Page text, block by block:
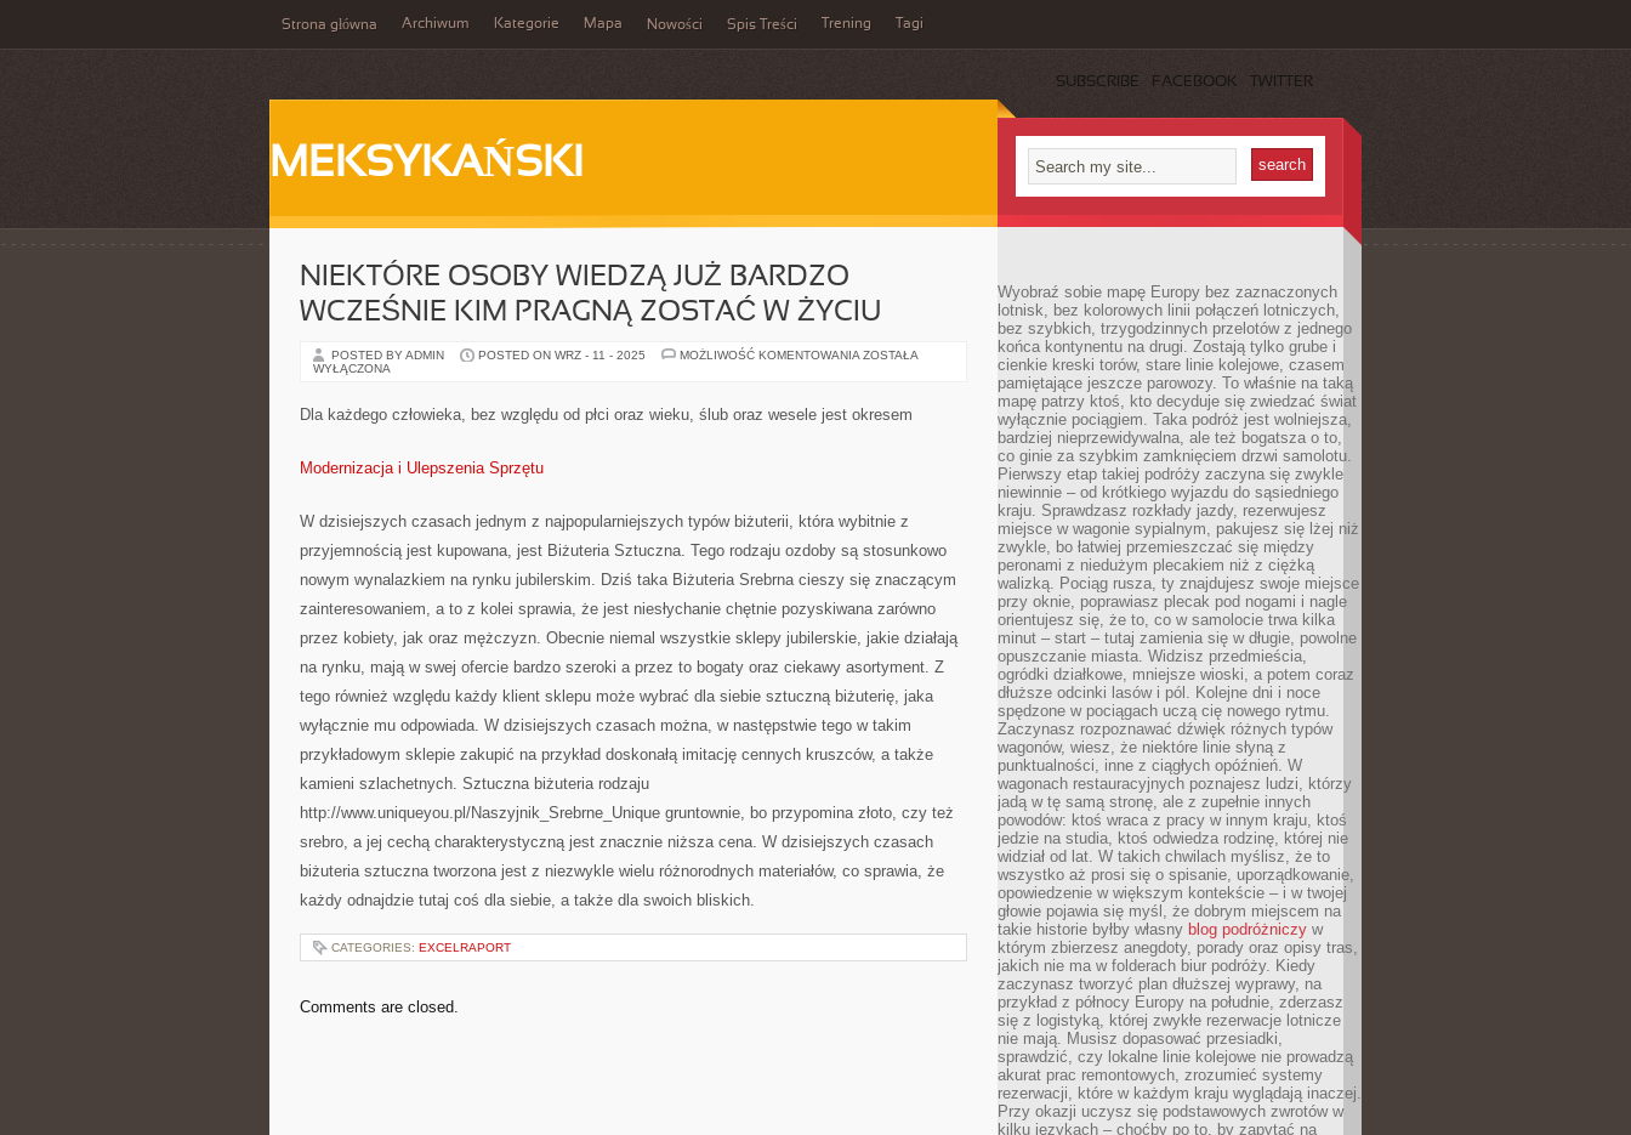
Strona główna Archiwum Kategorie Mapa Nowości Spis Treści Trening Tagi
SUBSCRIBE FACEBOOK TWITTER
MEKSYKAŃSKI
NIEKTÓRE OSOBY WIEDZĄ JUŻ BARDZO
WCZEŚNIE KIM PRAGNĄ ZOSTAĆ W ŻYCIU
POSTED BY ADMIN POSTED ON WRZ - 11 - 2025 MOŻLIWOŚĆ KOMENTOWANIA NIEKTÓRE
BARDZO
WCZEŚNIE
ZOSTAŁA
WYŁĄCZONA
Dla każdego człowieka, bez względu od płci oraz wieku, ślub oraz wesele jest okresem
Modernizacja i Ulepszenia Sprzętu
W dzisiejszych czasach jednym z najpopularniejszych typów biżuterii, która wybitnie z
przyjemnością jest kupowana, jest Biżuteria Sztuczna. Tego rodzaju ozdoby są stosunkowo
nowym wynalazkiem na rynku jubilerskim. Dziś taka Biżuteria Srebrna cieszy się znaczącym
zainteresowaniem, a to z kolei sprawia, że jest niesłychanie chętnie pozyskiwana zarówno
przez kobiety, jak oraz mężczyzn. Obecnie niemal wszystkie sklepy jubilerskie, jakie działają
na rynku, mają w swej ofercie bardzo szeroki a przez to bogaty oraz ciekawy asortyment. Z
tego również względu każdy klient sklepu może wybrać dla siebie sztuczną biżuterię, jaka
wyłącznie mu odpowiada. W dzisiejszych czasach można, w następstwie tego w takim
przykładowym sklepie zakupić na przykład doskonałą imitację cennych kruszców, a także
kamieni szlachetnych. Sztuczna biżuteria rodzaju
http://www.uniqueyou.pl/Naszyjnik_Srebrne_Unique gruntownie, bo przypomina złoto, czy też
srebro, a jej cechą charakterystyczną jest znacznie niższa cena. W dzisiejszych czasach
biżuteria sztuczna tworzona jest z niezwykle wielu różnorodnych materiałów, co sprawia, że
każdy odnajdzie tutaj coś dla siebie, a także dla swoich bliskich.
CATEGORIES: EXCELRAPORT
Comments are closed.
Wyobraź sobie mapę Europy bez zaznaczonych
lotnisk, bez kolorowych linii połączeń lotniczych,
bez szybkich, trzygodzinnych przelotów z jednego
końca kontynentu na drugi. Zostają tylko grube i
cienkie kreski torów, stare linie kolejowe, czasem
pamiętające jeszcze parowozy. To właśnie na taką
mapę patrzy ktoś, kto decyduje się zwiedzać świat
wyłącznie pociągiem. Taka podróż jest wolniejsza,
bardziej nieprzewidywalna, ale też bogatsza o to,
co ginie za szybkim zamknięciem drzwi samolotu.
Pierwszy etap takiej podróży zaczyna się zwykle
niewinnie – od krótkiego wyjazdu do sąsiedniego
kraju. Sprawdzasz rozkłady jazdy, rezerwujesz
miejsce w wagonie sypialnym, pakujesz się lżej niż
zwykle, bo łatwiej przemieszczać się między
peronami z niedużym plecakiem niż z ciężką
walizką. Pociąg rusza, ty znajdujesz swoje miejsce
przy oknie, poprawiasz plecak pod nogami i nagle
orientujesz się, że to, co w samolocie trwa kilka
minut – start – tutaj zamienia się w długie, powolne
opuszczanie miasta. Widzisz przedmieścia,
ogródki działkowe, mniejsze wioski, a potem coraz
dłuższe odcinki lasów i pól. Kolejne dni i noce
spędzone w pociągach uczą cię nowego rytmu.
Zaczynasz rozpoznawać dźwięk różnych typów
wagonów, wiesz, że niektóre linie słyną z
punktualności, inne z ciągłych opóźnień. W
wagonach restauracyjnych poznajesz ludzi, którzy
jadą w tę samą stronę, ale z zupełnie innych
powodów: ktoś wraca z pracy w innym kraju, ktoś
jedzie na studia, ktoś odwiedza rodzinę, której nie
widział od lat. W takich chwilach myślisz, że to
wszystko aż prosi się o spisanie, uporządkowanie,
opowiedzenie w większym kontekście – i w twojej
głowie pojawia się myśl, że dobrym miejscem na
takie historie byłby własny blog podróżniczy w
którym zbierzesz anegdoty, porady oraz opisy tras,
jakich nie ma w folderach biur podróży. Kiedy
zaczynasz tworzyć plan dłuższej wyprawy, na
przykład z północy Europy na południe, zderzasz
się z logistyką, której zwykłe rezerwacje lotnicze
nie mają. Musisz dopasować przesiadki,
sprawdzić, czy lokalne linie kolejowe nie prowadzą
akurat prac remontowych, zrozumieć systemy
rezerwacji, które w każdym kraju wyglądają inaczej.
Przy okazji uczysz się podstawowych zwrotów w
kilku językach – choćby po to, by zapytać na